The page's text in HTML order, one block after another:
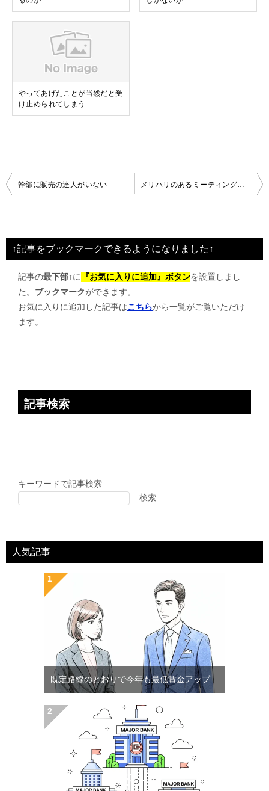
やってあげたことが当然だと受
け止められてしまう
投
ビ
ゲ
幹部に販売の達人がいない
↑記事をブックマークできるようになりました↑
記事の最下部↑に 『お気に入りに追加』ボタンを設置しまし
た。 ブックマークができます。
お気に入りに追加した記事はこちらから一覧がご覧いただけ
ます。
記事検索
キーワードで記事検索
検索
人気記事
既定路線のとおりで今年も最低賃金アップ